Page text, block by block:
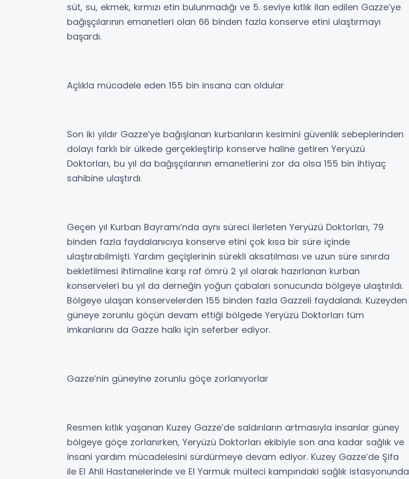
süt, su, ekmek, kırmızı etin bulunmadığı ve 5. seviye kıtlık ilan edilen Gazze’ye
bağışçılarının emanetleri olan 66 binden fazla konserve etini ulaştırmayı
başardı.
Açlıkla mücadele eden 155 bin insana can oldular
Son iki yıldır Gazze’ye bağışlanan kurbanların kesimini güvenlik sebeplerinden
dolayı farklı bir ülkede gerçekleştirip konserve haline getiren Yeryüzü
Doktorları, bu yıl da bağışçılarının emanetlerini zor da olsa 155 bin ihtiyaç
sahibine ulaştırdı.
Geçen yıl Kurban Bayramı’nda aynı süreci ilerleten Yeryüzü Doktorları, 79
binden fazla faydalanıcıya konserve etini çok kısa bir süre içinde
ulaştırabilmişti. Yardım geçişlerinin sürekli aksatılması ve uzun süre sınırda
bekletilmesi ihtimaline karşı raf ömrü 2 yıl olarak hazırlanan kurban
konserveleri bu yıl da derneğin yoğun çabaları sonucunda bölgeye ulaştırıldı.
Bölgeye ulaşan konservelerden 155 binden fazla Gazzeli faydalandı. Kuzeyden
güneye zorunlu göçün devam ettiği bölgede Yeryüzü Doktorları tüm
imkanlarını da Gazze halkı için seferber ediyor.
Gazze’nin güneyine zorunlu göçe zorlanıyorlar
Resmen kıtlık yaşanan Kuzey Gazze’de saldırıların artmasıyla insanlar güney
bölgeye göçe zorlanırken, Yeryüzü Doktorları ekibiyle son ana kadar sağlık ve
insani yardım mücadelesini sürdürmeye devam ediyor. Kuzey Gazze’de Şifa
ile El Ahli Hastanelerinde ve El Yarmuk mülteci kampındaki sağlık istasyonunda